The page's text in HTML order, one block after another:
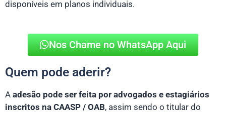
disponíveis em planos individuais.
Nos Chame no WhatsApp Aqui
Quem pode aderir?
A adesão pode ser feita por advogados e estagiários
inscritos na CAASP / OAB, assim sendo o titular do